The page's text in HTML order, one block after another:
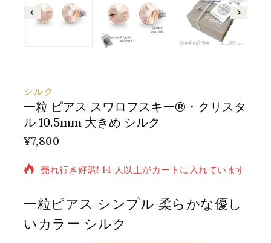
シルク
一粒 ピアス スワロフスキー®・クリスタ
ル 10.5mm 大きめ シルク
¥7,800
過去 10 時間に販売された 12 製品
売れ行き好調! 14 人以上がカートに入れています
一粒ピアス シンプル 柔らかな優し
いカラー シルク